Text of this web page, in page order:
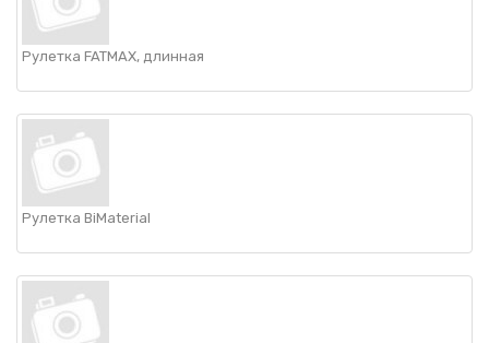
Рулетка FATMAX, длинная
Рулетка BiMaterial